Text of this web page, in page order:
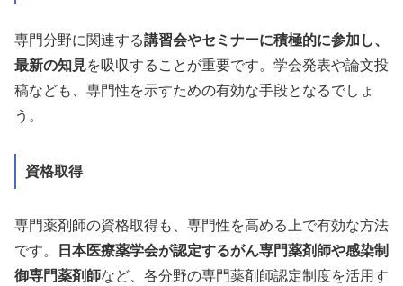
専門分野に関連する講習会やセミナーに積極的に参加し、
最新の知見を吸収することが重要です。学会発表や論文投
稿なども、専門性を示すための有効な手段となるでしょ
う。
資格取得
専門薬剤師の資格取得も、専門性を高める上で有効な方法
です。 日本医療薬学会が認定するがん専門薬剤師や感染制
御専門薬剤師など、各分野の専門薬剤師認定制度を活用す